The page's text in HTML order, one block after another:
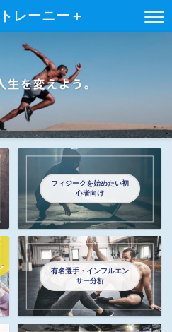
レーニー＋
フィジークを始めたい初
心者向け
有名選手・インフルエン
サー分析